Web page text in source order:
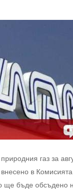
газ за
в
ще бъде обсъдено